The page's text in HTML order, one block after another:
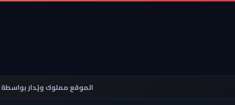
الموقع مملوك ويُدار بواسطة